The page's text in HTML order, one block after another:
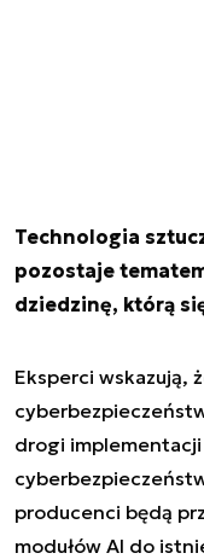
Technologia
pozostaje
dziedzinę, którą
Eksperci wskazują,
drogi
producenci będą
modułów AI do